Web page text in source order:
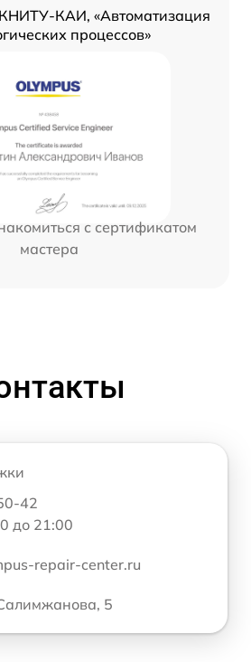
КНИТУ-КАИ, «Автоматизация
процессов»
с сертификатом
мастера
42
до 21:00
repair-center.ru
5